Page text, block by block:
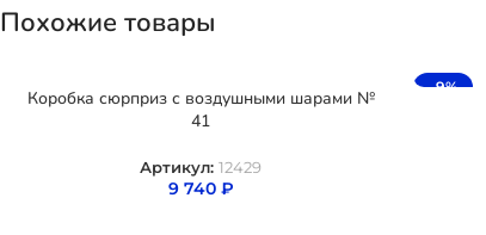
Похожие товары
Коробка сюрприз с воздушными шарами №
41
Артикул: 12429
9 740 ₽
-9%